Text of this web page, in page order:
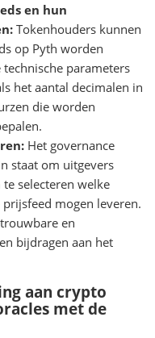
en hun
Tokenhouders kunnen
op Pyth worden
parameters
het aantal decimalen in
die worden
Het governance
staat om uitgevers
selecteren welke
mogen leveren.
en
bijdragen aan het
aan crypto
met de